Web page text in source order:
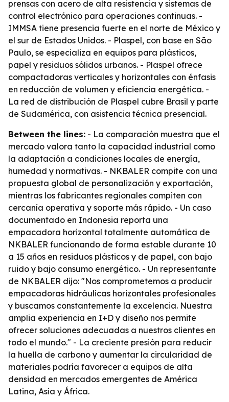
prensas con acero de alta resistencia y sistemas de
control electrónico para operaciones continuas. -
IMMSA tiene presencia fuerte en el norte de México y
el sur de Estados Unidos. - Plaspel, con base en São
Paulo, se especializa en equipos para plásticos,
papel y residuos sólidos urbanos. - Plaspel ofrece
compactadoras verticales y horizontales con énfasis
en reducción de volumen y eficiencia energética. -
La red de distribución de Plaspel cubre Brasil y parte
de Sudamérica, con asistencia técnica presencial.
Between the lines: - La comparación muestra que el
mercado valora tanto la capacidad industrial como
la adaptación a condiciones locales de energía,
humedad y normativas. - NKBALER compite con una
propuesta global de personalización y exportación,
mientras los fabricantes regionales compiten con
cercanía operativa y soporte más rápido. - Un caso
documentado en Indonesia reporta una
empacadora horizontal totalmente automática de
NKBALER funcionando de forma estable durante 10
a 15 años en residuos plásticos y de papel, con bajo
ruido y bajo consumo energético. - Un representante
de NKBALER dijo: "Nos comprometemos a producir
empacadoras hidráulicas horizontales profesionales
y buscamos constantemente la excelencia. Nuestra
amplia experiencia en I+D y diseño nos permite
ofrecer soluciones adecuadas a nuestros clientes en
todo el mundo." - La creciente presión para reducir
la huella de carbono y aumentar la circularidad de
materiales podría favorecer a equipos de alta
densidad en mercados emergentes de América
Latina, Asia y África.